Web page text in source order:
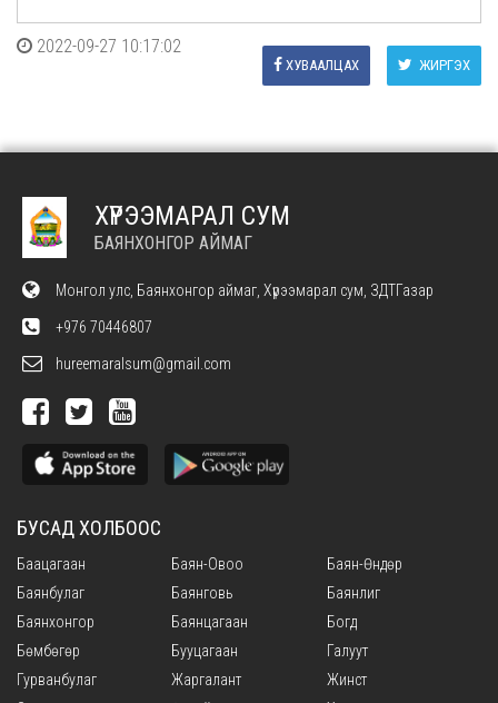
2022-09-27 10:17:02
ЖИРГЭХ
ХУВААЛЦАХ
ХҮРЭЭМАРАЛ СУМ
БАЯНХОНГОР АЙМАГ
Монгол улс, Баянхонгор аймаг, Хүрээмарал сум, ЗДТГазар
+976 70446807
hureemaralsum@gmail.com
БУСАД ХОЛБООС
Баацагаан Баян-Овоо
Баян-Өндөр
Баянбулаг
Баянговь
Баянлиг
Баянхонгор
Баянцагаан
Богд
Бөмбөгөр
Бууцагаан
Галуут
Гурванбулаг
Жаргалант
Жинст